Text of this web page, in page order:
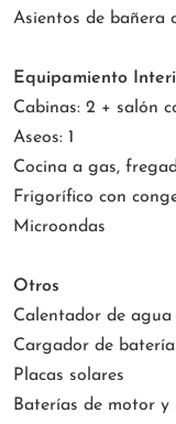
Asientos de bañera
Equipamiento
Cabinas: 2 + salón
Aseos: 1
Cocina a gas,
Frigorífico con
Microondas
Otros
Calentador de agua
Cargador de
Placas solares
Baterías de motor